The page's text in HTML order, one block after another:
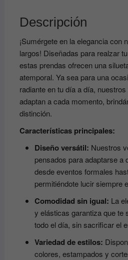
Descripción
¡Sumérgete en la elegancia con
largos! Diseñadas para realzar
estas prendas ofrecen una
atemporal. Ya sea para una
radiante en tu día a día,
adaptan a cada momento,
distinción.
Características principales:
Diseño versátil: Nuestros
pensados ​​para adaptarse a
desde eventos formales
permitiéndote lucir siempre
Comodidad sin igual: La
y elásticas garantiza que te
todo el día, sin sacrificar el
Variedad de estilos:
colores, estampados y